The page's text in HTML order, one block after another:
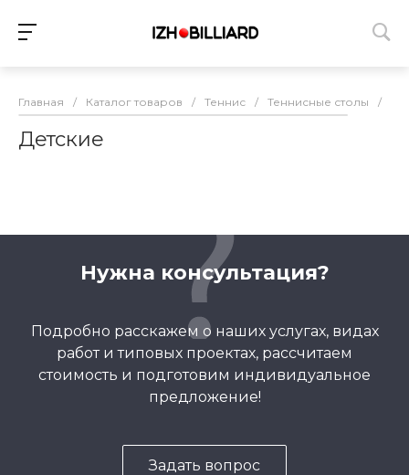
Главная / Каталог товаров / Теннис / Теннисные столы /
Детские
Нужна консультация?
Подробно расскажем о наших услугах, видах
работ и типовых проектах, рассчитаем
стоимость и подготовим индивидуальное
предложение!
Задать вопрос